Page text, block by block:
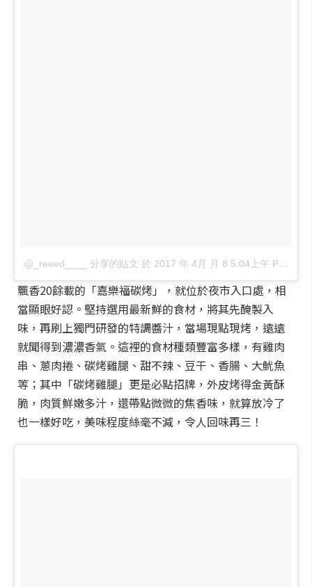
@_reeed____ 分享的貼文 於 2017 年 4月 月 8 5:04上午 PDT
飄香20餘載的「嘉樂福碳烤」，就位於夜市入口處，相
當顯眼好認。堅持選用最新鮮的食材，將其先醃製入
味，再刷上獨門研發的特調醬汁，當場現點現烤，遠遠
就聞得到濃濃香氣。這裡的食材種類豐富多樣，有雞肉
串、蔥肉捲、碳烤雞腿、甜不辣、豆干、香腸、大魷魚
等；其中「碳烤雞腿」更是必點招牌，外皮烤得金黃酥
脆，肉質鮮嫩多汁，還帶點微微的焦香味，就算放冷了
也一樣好吃，美味程度絲毫不減，令人回味再三！